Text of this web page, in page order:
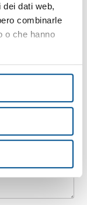
dati web,
combinarle
o che hanno